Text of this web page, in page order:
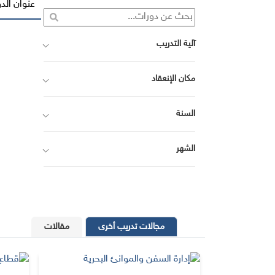
عنوان
آلية التدريب
مكان الإنعقاد
السنة
الشهر
مجالات تدريب أخرى مقالات